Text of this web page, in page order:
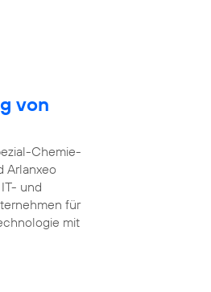
von
Chemie-
Arlanxeo
und
für
mit